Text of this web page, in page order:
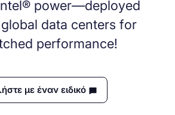
power—deployed
data centers for
performance!
με έναν ειδικό